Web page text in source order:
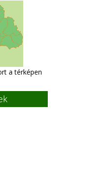
a térképen